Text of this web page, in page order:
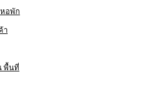
อพัก
า
พื้นที่